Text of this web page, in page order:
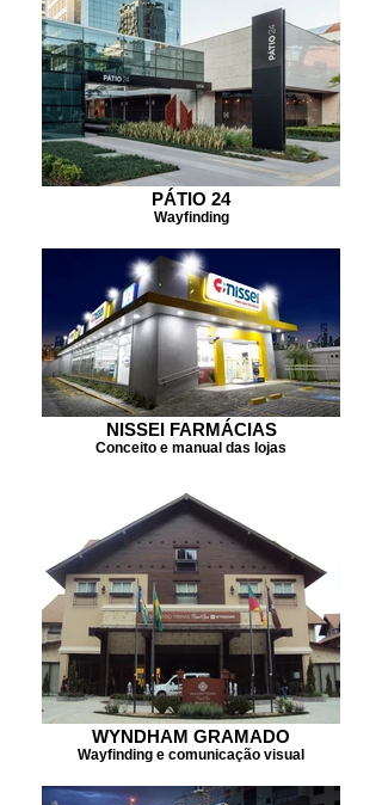
PÁTIO 24
Wayfinding
NISSEI FARMÁCIAS
Conceito e manual das lojas
WYNDHAM GRAMADO
Wayfinding e comunicação visual